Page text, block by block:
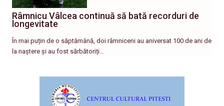
Râmnicu Vâlcea continuă să bată recorduri de
longevitate
În mai puțin de o săptămână, doi râmniceni au aniversat 100 de ani de
la naștere și au fost sărbătoriți…